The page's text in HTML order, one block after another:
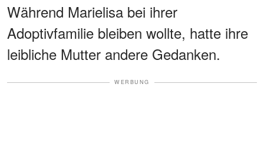
Während Marielisa bei ihrer
Adoptivfamilie bleiben wollte, hatte ihre
leibliche Mutter andere Gedanken.
WERBUNG